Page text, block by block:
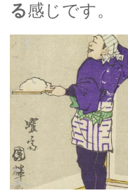
る感じです。